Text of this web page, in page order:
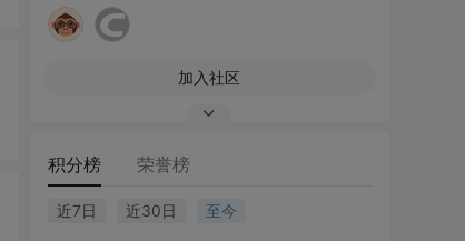
加入社区
积分榜 荣誉榜
近7日 近30日 至今